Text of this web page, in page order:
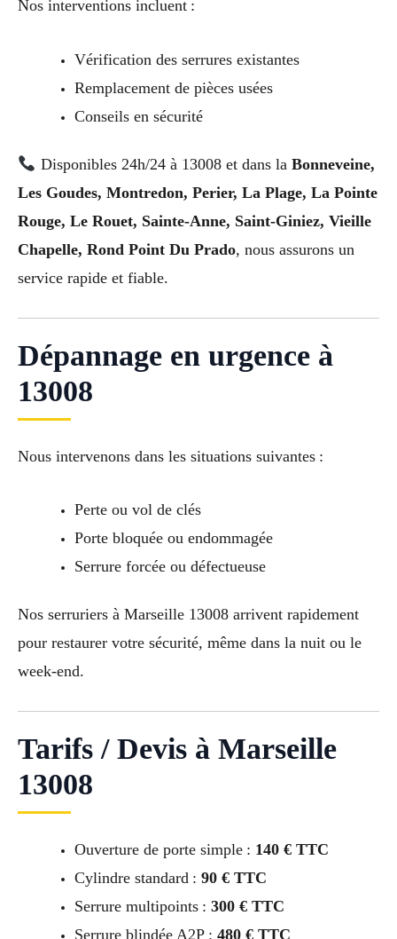
Nos interventions incluent :
Vérification des serrures existantes
Remplacement de pièces usées
Conseils en sécurité
Disponibles 24h/24 à 13008 et dans la Bonneveine,
Les Goudes, Montredon, Perier, La Plage, La Pointe
Rouge, Le Rouet, Sainte-Anne, Saint-Giniez, Vieille
Chapelle, Rond Point Du Prado, nous assurons un
service rapide et fiable.
Dépannage en urgence à
13008
Nous intervenons dans les situations suivantes :
Perte ou vol de clés
Porte bloquée ou endommagée
Serrure forcée ou défectueuse
Nos serruriers à Marseille 13008 arrivent rapidement
pour restaurer votre sécurité, même dans la nuit ou le
week-end.
Tarifs / Devis à Marseille
13008
Ouverture de porte simple : 140 € TTC
Cylindre standard : 90 € TTC
Serrure multipoints : 300 € TTC
Serrure blindée A2P : 480 € TTC